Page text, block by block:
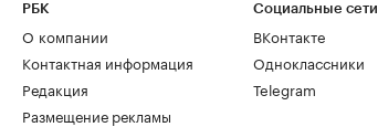
Мельникова выразила надежду, что
ситуация с визами на ЧЕ изменится
Спорт, 16:56
РБК
О компании
Контактная информация
Редакция
Размещение рекламы
Социальные сети
ВКонтакте
Одноклассники
Telegram